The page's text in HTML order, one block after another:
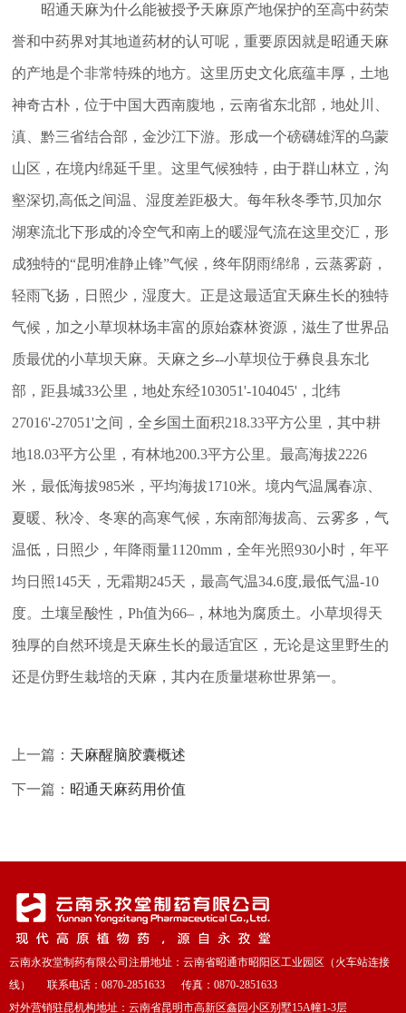
昭通天麻为什么能被授予天麻原产地保护的至高中药荣
誉和中药界对其地道药材的认可呢，重要原因就是昭通天麻
的产地是个非常特殊的地方。这里历史文化底蕴丰厚，土地
神奇古朴，位于中国大西南腹地，云南省东北部，地处川、
滇、黔三省结合部，金沙江下游。形成一个磅礴雄浑的乌蒙
山区，在境内绵延千里。这里气候独特，由于群山林立，沟
壑深切,高低之间温、湿度差距极大。每年秋冬季节,贝加尔
湖寒流北下形成的冷空气和南上的暖湿气流在这里交汇，形
成独特的“昆明准静止锋”气候，终年阴雨绵绵，云蒸雾蔚，
轻雨飞扬，日照少，湿度大。正是这最适宜天麻生长的独特
气候，加之小草坝林场丰富的原始森林资源，滋生了世界品
质最优的小草坝天麻。天麻之乡--小草坝位于彝良县东北
部，距县城33公里，地处东经103051'-104045'，北纬
27016'-27051'之间，全乡国土面积218.33平方公里，其中耕
地18.03平方公里，有林地200.3平方公里。最高海拔2226
米，最低海拔985米，平均海拔1710米。境内气温属春凉、
夏暖、秋冷、冬寒的高寒气候，东南部海拔高、云雾多，气
温低，日照少，年降雨量1120mm，全年光照930小时，年平
均日照145天，无霜期245天，最高气温34.6度,最低气温-10
度。土壤呈酸性，Ph值为66–，林地为腐质土。小草坝得天
独厚的自然环境是天麻生长的最适宜区，无论是这里野生的
还是仿野生栽培的天麻，其内在质量堪称世界第一。
上一篇： 天麻醒脑胶囊概述
下一篇： 昭通天麻药用价值
云南永孜堂制药有限公司注册地址：云南省昭通市昭阳区工业园区（火车站连接
线） 联系电话：0870-2851633 传真：0870-2851633
对外营销驻昆机构地址：云南省昆明市高新区鑫园小区别墅15A幢1-3层